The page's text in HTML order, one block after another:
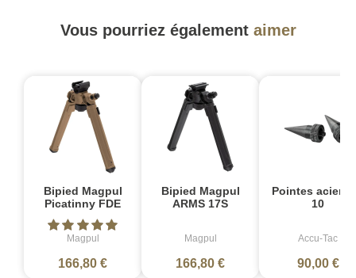
Vous pourriez également aimer
Bipied Magpul
Picatinny FDE
Magpul
166,80 €
Bipied Magpul
ARMS 17S
Magpul
166,80 €
Pointes acier
10
Accu-Tac
90,00 €